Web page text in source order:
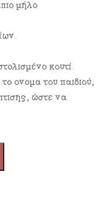
μήλο
κουτί.
όνομα του παιδιού,
ώστε να